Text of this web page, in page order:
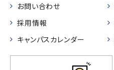
お問い合わせ
採用情報
キャンパスカレンダー